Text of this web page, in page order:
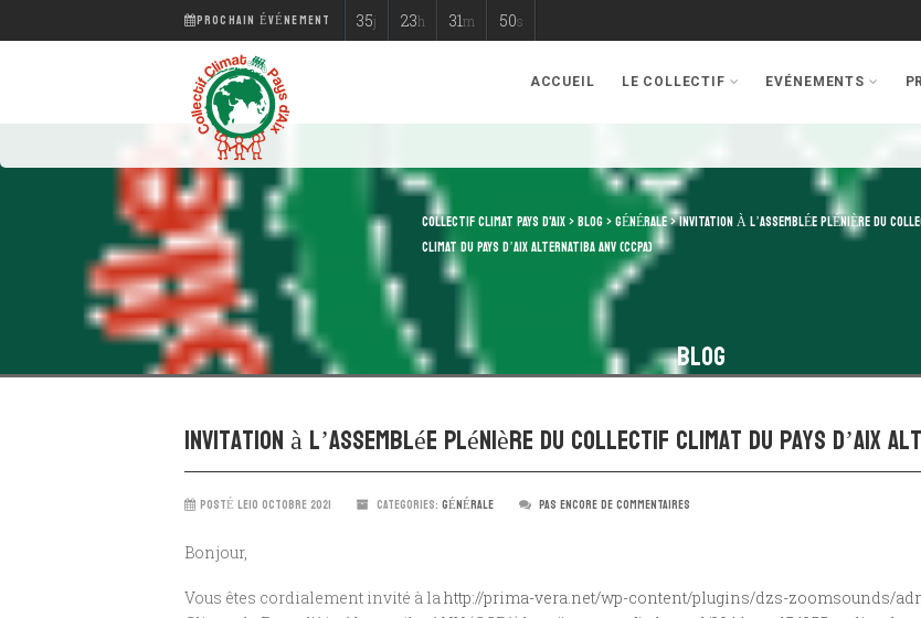
PROCHAIN ÉVÉNEMENT 35j 23h 31m 49s
ACCUEIL LE COLLECTIF EVÉNEMENTS
COLLECTIF CLIMAT PAYS D'AIX>BLOG>GÉNÉRALE>INVITATION À L’ASSEMBLÉE PLÉNIÈRE DU
CLIMAT DU PAYS D’AIX ALTERNATIBA ANV (CCPA)
Blog
Invitation à l’Assemblée Plénière du Collectif Climat du Pays d’Aix
POSTÉ LE10 OCTOBRE 2021 CATEGORIES: GÉNÉRALE PAS ENCORE DE COMMENTAIRES
Bonjour,
Vous êtes cordialement invité à lahttp://prima-vera.net/wp-content/plugins/dzs-zoomsounds/